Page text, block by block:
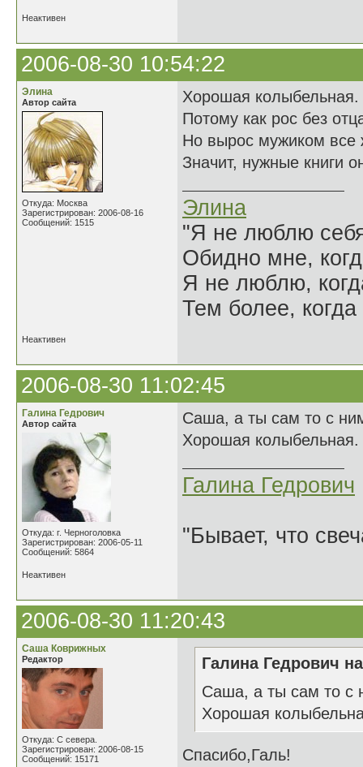
Неактивен
2006-08-30 10:54:22
Элина
Автор сайта
Откуда: Москва
Зарегистрирован: 2006-08-16
Сообщений: 1515
Хорошая
Потому как рос без
Но вырос мужиком
Значит, нужные книги
Элина
"Я не люблю
Обидно мне,
Я не люблю,
Тем более,
Неактивен
2006-08-30 11:02:45
Галина Гедрович
Автор сайта
Откуда: г. Черноголовка
Зарегистрирован: 2006-05-11
Сообщений: 5864
Саша, а ты сам то с
Хорошая
Галина Гедрович
"Бывает, что
Неактивен
2006-08-30 11:20:43
Саша Коврижных
Редактор
Откуда: С севера.
Зарегистрирован: 2006-08-15
Сообщений: 15171
Галина Гедрович
Саша, а ты сам то с
Хорошая
Спасибо,Галь!